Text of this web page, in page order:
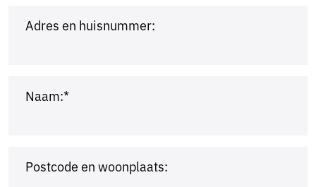
Adres en huisnummer:
Naam:*
Postcode en woonplaats: